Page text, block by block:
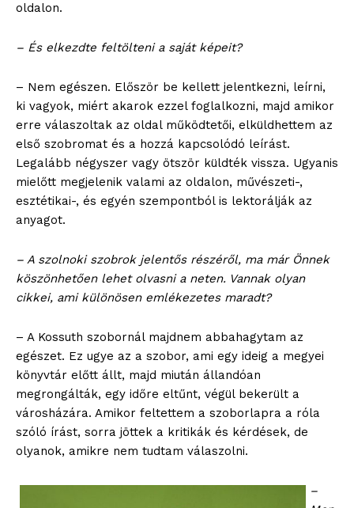
oldalon.
– És elkezdte feltölteni a saját képeit?
– Nem egészen. Először be kellett jelentkezni, leírni,
ki vagyok, miért akarok ezzel foglalkozni, majd amikor
erre válaszoltak az oldal működtetői, elküldhettem az
első szobromat és a hozzá kapcsolódó leírást.
Legalább négyszer vagy ötször küldték vissza. Ugyanis
mielőtt megjelenik valami az oldalon, művészeti-,
esztétikai-, és egyén szempontból is lektorálják az
anyagot.
– A szolnoki szobrok jelentős részéről, ma már Önnek
köszönhetően lehet olvasni a neten. Vannak olyan
cikkei, ami különösen emlékezetes maradt?
– A Kossuth szobornál majdnem abbahagytam az
egészet. Ez ugye az a szobor, ami egy ideig a megyei
könyvtár előtt állt, majd miután állandóan
megrongálták, egy időre eltűnt, végül bekerült a
városházára. Amikor feltettem a szoborlapra a róla
szóló írást, sorra jöttek a kritikák és kérdések, de
olyanok, amikre nem tudtam válaszolni.
–